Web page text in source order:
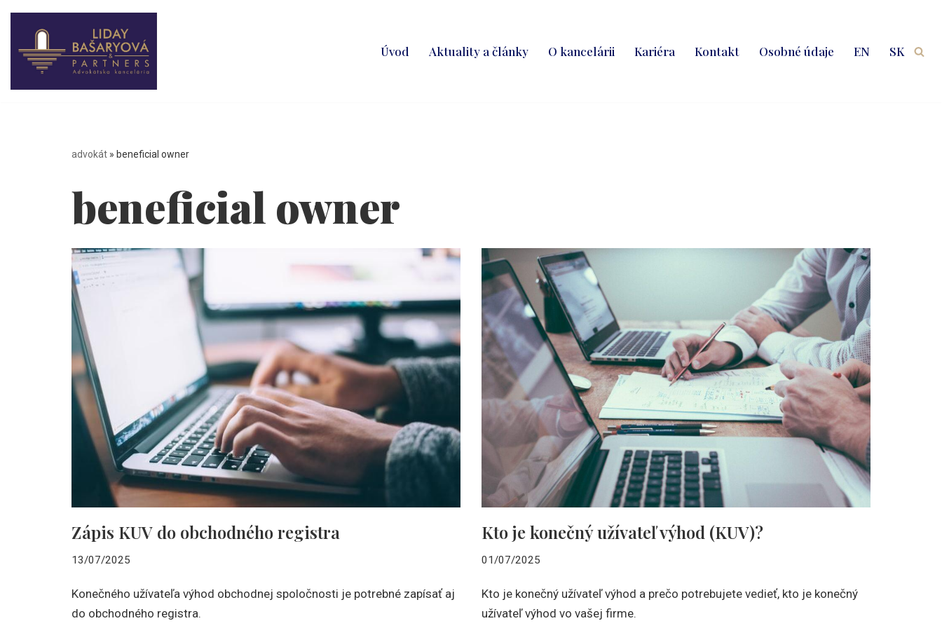
Preskočiť
Úvod Aktuality a články O kancelárii Kariéra Kontakt Osobné údaje EN SK
advokát » beneficial owner
beneficial owner
Zápis KUV do obchodného registra
13/07/2025
Konečného užívateľa výhod obchodnej spoločnosti je potrebné zapísať aj
do obchodného registra.
Kto je konečný užívateľ výhod (KUV)?
01/07/2025
Kto je konečný užívateľ výhod a prečo potrebujete vedieť, kto je konečný
užívateľ výhod vo vašej firme.